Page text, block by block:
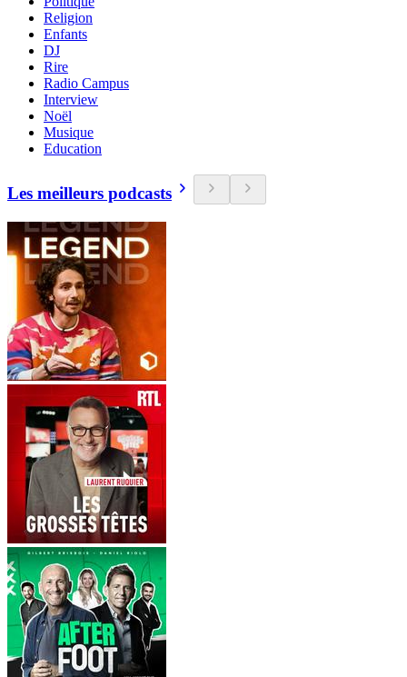
Religion
Enfants
DJ
Rire
Radio Campus
Interview
Noël
Musique
Education
Les meilleurs podcasts